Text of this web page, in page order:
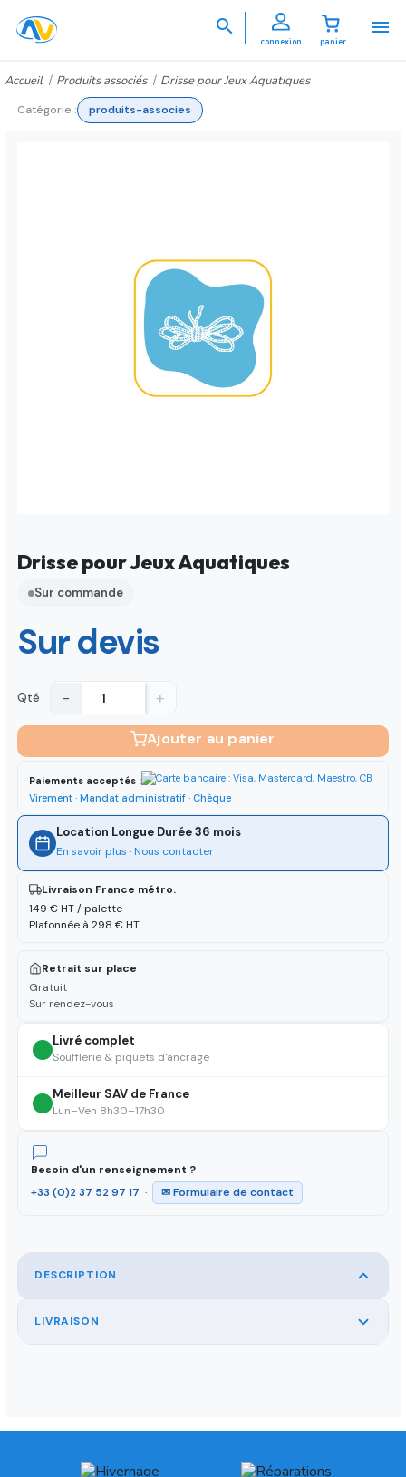

panier
connexion

Accueil Produits associés Drisse pour Jeux Aquatiques
Catégorie : produits-associes
Drisse pour Jeux Aquatiques
Sur commande
Sur devis
Qté − +
Ajouter au panier
Paiements acceptés :
Virement · Mandat administratif · Chèque
Location Longue Durée 36 mois
En savoir plus · Nous contacter
Livraison France métro.
149 € HT / palette
Plafonnée à 298 € HT
Retrait sur place
Gratuit
Sur rendez-vous
Livré complet
Soufflerie & piquets d'ancrage
Meilleur SAV de France
Lun–Ven 8h30–17h30
Besoin d'un renseignement ?
+33 (0)2 37 52 97 17 · ✉ Formulaire de contact
DESCRIPTION
LIVRAISON